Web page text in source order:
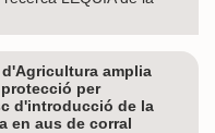
d'Agricultura amplia
per
d'introducció de la
en aus de corral